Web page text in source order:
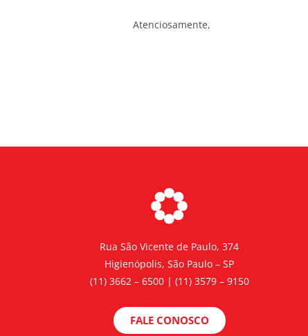
Atenciosamente,
Rua São Vicente de Paulo, 374
Higienópolis, São Paulo – SP
(11) 3662 – 6500 | (11) 3579 – 9150
FALE CONOSCO